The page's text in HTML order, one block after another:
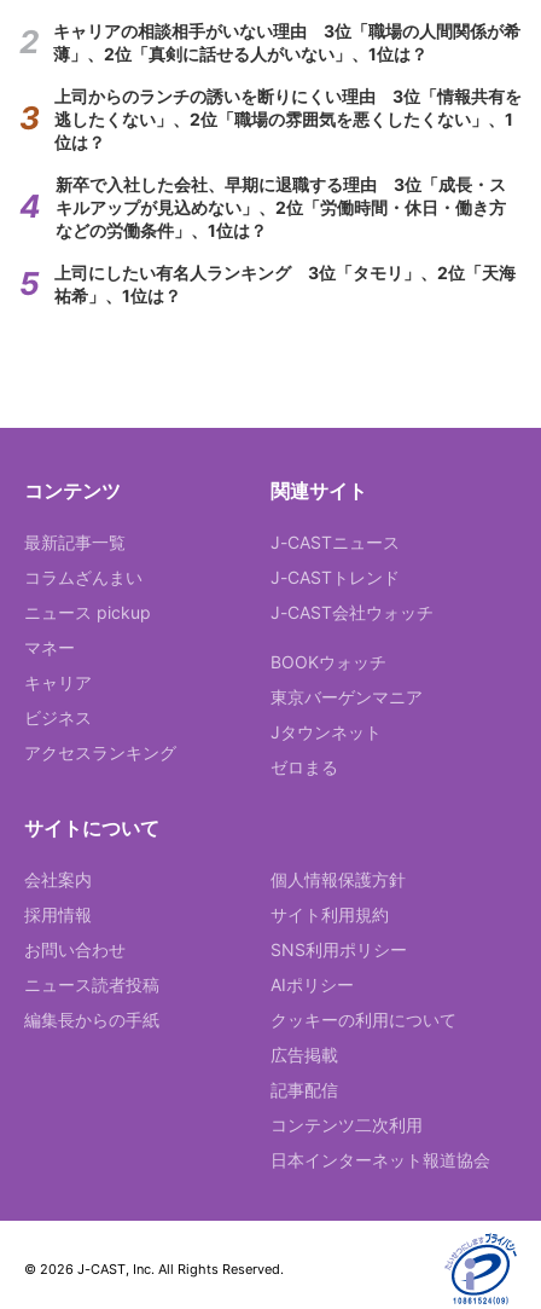
キャリアの相談相手がいない理由 3位「職場の人間関係が希
薄」、2位「真剣に話せる人がいない」、1位は？
上司からのランチの誘いを断りにくい理由 3位「情報共有を
逃したくない」、2位「職場の雰囲気を悪くしたくない」、1
位は？
新卒で入社した会社、早期に退職する理由 3位「成長・ス
キルアップが見込めない」、2位「労働時間・休日・働き方
などの労働条件」、1位は？
上司にしたい有名人ランキング 3位「タモリ」、2位「天海
祐希」、1位は？
コンテンツ
最新記事一覧
コラムざんまい
ニュース pickup
マネー
キャリア
ビジネス
アクセスランキング
関連サイト
J-CASTニュース
J-CASTトレンド
J-CAST会社ウォッチ
BOOKウォッチ
東京バーゲンマニア
Jタウンネット
ゼロまる
サイトについて
会社案内
採用情報
お問い合わせ
ニュース読者投稿
編集長からの手紙
個人情報保護方針
サイト利用規約
SNS利用ポリシー
AIポリシー
クッキーの利用について
広告掲載
記事配信
コンテンツ二次利用
日本インターネット報道協会
© 2026 J-CAST, Inc. All Rights Reserved.